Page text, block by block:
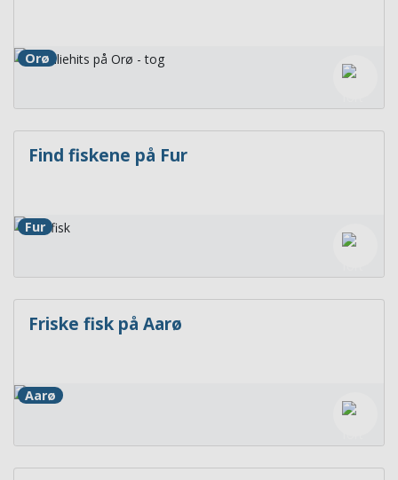
Orø
Find fiskene på Fur
Fur
Friske fisk på Aarø
Aarø